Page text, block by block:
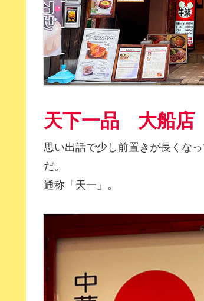
天下一品 大船店
思い出話で少し前置きが長くな
だ。
通称「天一」。